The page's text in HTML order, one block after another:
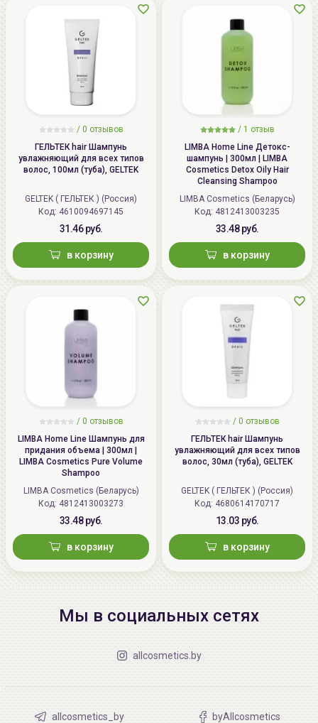
/ 0 отзывов
ГЕЛЬТЕК hair Шампунь
увлажняющий для всех типов
волос, 100мл (туба), GELTEK
GELTEK ( ГЕЛЬТЕК ) (Россия)
Код: 4610094697145
31.46 руб.
в корзину
/ 1 отзыв
LIMBA Home Line Детокс-
шампунь | 300мл | LIMBA
Cosmetics Detox Oily Hair
Cleansing Shampoo
LIMBA Cosmetics (Беларусь)
Код: 4812413003235
33.48 руб.
в корзину
/ 0 отзывов
LIMBA Home Line Шампунь для
придания объема | 300мл |
LIMBA Cosmetics Pure Volume
Shampoo
LIMBA Cosmetics (Беларусь)
Код: 4812413003273
33.48 руб.
в корзину
/ 0 отзывов
ГЕЛЬТЕК hair Шампунь
увлажняющий для всех типов
волос, 30мл (туба), GELTEK
GELTEK ( ГЕЛЬТЕК ) (Россия)
Код: 4680614170717
13.03 руб.
в корзину
Мы в социальных сетях
allcosmetics.by
allcosmetics_by byAllcosmetics